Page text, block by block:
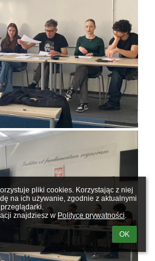
pliki cookies. Korzystając z niej
na ich używanie, zgodnie z aktualnymi
znajdziesz w Polityce prywatności.
OK